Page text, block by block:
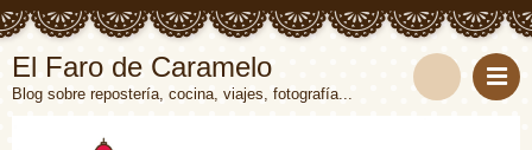
El Faro de Caramelo
Blog sobre repostería, cocina, viajes, fotografía...